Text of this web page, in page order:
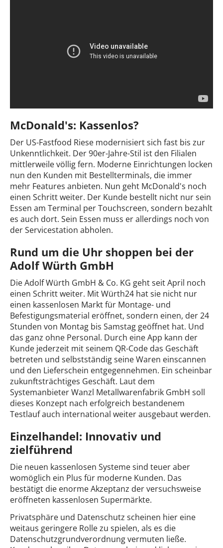
McDonald's: Kassenlos?
Der US-Fastfood Riese modernisiert sich fast bis zur
Unkenntlichkeit. Der 90er-Jahre-Stil ist den Filialen
mittlerweile völlig fern. Moderne Einrichtungen locken
nun den Kunden mit Bestellterminals, die immer
mehr Features anbieten. Nun geht McDonald's noch
einen Schritt weiter. Der Kunde bestellt nicht nur sein
Essen am Terminal per Touchscreen, sondern bezahlt
es auch dort. Sein Essen muss er allerdings noch von
der Servicestation abholen.
Rund um die Uhr shoppen bei der
Adolf Würth GmbH
Die Adolf Würth GmbH & Co. KG geht seit April noch
einen Schritt weiter. Mit Würth24 hat sie nicht nur
einen kassenlosen Markt für Montage- und
Befestigungsmaterial eröffnet, sondern einen, der 24
Stunden von Montag bis Samstag geöffnet hat. Und
das ganz ohne Personal. Durch eine App kann der
Kunde jederzeit mit seinem QR-Code das Geschäft
betreten und selbstständig seine Waren einscannen
und den Lieferschein entgegennehmen. Ein scheinbar
zukunftsträchtiges Geschäft. Laut dem
Systemanbieter Wanzl Metallwarenfabrik GmbH soll
dieses Konzept nach erfolgreich bestandenem
Testlauf auch international weiter ausgebaut werden.
Einzelhandel: Innovativ und
zielführend
Die neuen kassenlosen Systeme sind teuer aber
womöglich ein Plus für moderne Kunden. Das
bestätigt die enorme Akzeptanz der versuchsweise
eröffneten kassenlosen Supermärkte.
Privatsphäre und Datenschutz scheinen hier eine
weitaus geringere Rolle zu spielen, als es die
Datenschutzgrundverordnung vermuten ließe.